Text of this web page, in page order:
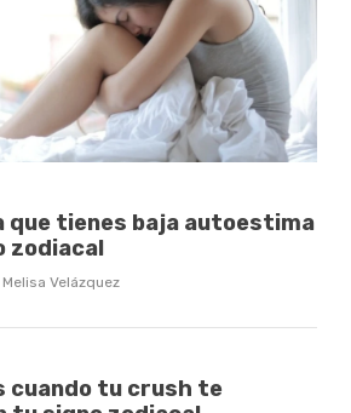
que tienes baja autoestima
zodiacal
Melisa Velázquez
cuando tu crush te